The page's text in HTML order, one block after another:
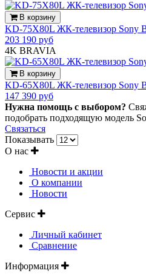
В корзину
KD-75X80L ЖК-телевизор Sony
203 190 руб
4K BRAVIA
В корзину
KD-65X80L ЖК-телевизор Sony
147 390 руб
Нужна помощь с выбором?
подобрать подходящую модель
Связаться
Показывать
О нас
Новости и акции
О компании
Новости
Сервис
Личный кабинет
Сравнение
Информация